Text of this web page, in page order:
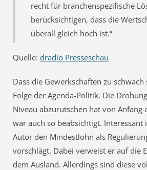
recht für branchenspezifische
berücksichtigen, dass die
überall gleich hoch ist.“
Quelle:dradio Presseschau
Dass die Gewerkschaften zu
Folge der Agenda-Politik. Die
Niveau abzurutschen hat von Anfang
war auch so beabsichtigt. Interessant
Autor den Mindestlohn als
vorschlägt. Dabei verweist er auf die
dem Ausland. Allerdings sind diese